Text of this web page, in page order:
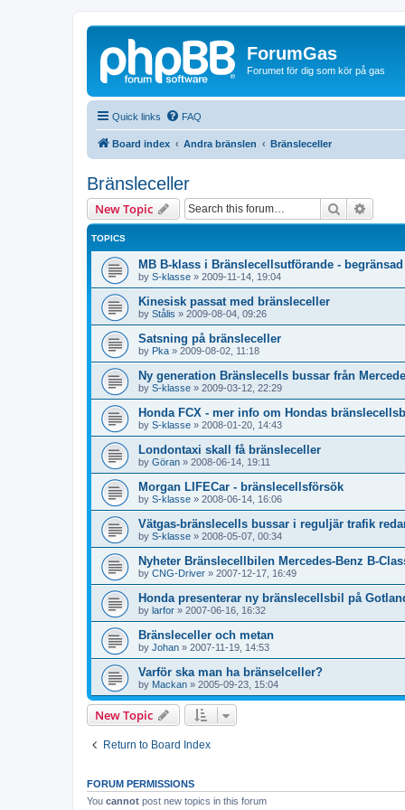
ForumGas
Forumet för dig som kör på gas
Quick links FAQ
Board index Andra bränslen Bränsleceller
Bränsleceller
New Topic Search
TOPICS
MB B-klass i Bränslecellsutförande -
by S-klasse » 2009-11-14, 19:04
Kinesisk passat med bränsleceller
by Stålis » 2009-08-04, 09:26
Satsning på bränsleceller
by Pka » 2009-08-02, 11:18
Ny generation Bränslecells bussar från
by S-klasse » 2009-03-12, 22:29
Honda FCX - mer info om Hondas
by S-klasse » 2008-01-20, 14:43
Londontaxi skall få bränsleceller
by Göran » 2008-06-14, 19:11
Morgan LIFECar - bränslecellsförsök
by S-klasse » 2008-06-14, 16:06
Vätgas-bränslecells bussar i reguljär trafik
by S-klasse » 2008-05-07, 00:34
Nyheter Bränslecellbilen Mercedes-Benz B-
by CNG-Driver » 2007-12-17, 16:49
Honda presenterar ny bränslecellsbil på
by larfor » 2007-06-16, 16:32
Bränsleceller och metan
by Johan » 2007-11-19, 14:53
Varför ska man ha bränselceller?
by Mackan » 2005-09-23, 15:04
New Topic
Return to Board Index
FORUM PERMISSIONS
You cannot post new topics in this forum